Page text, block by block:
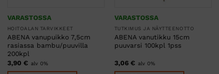
VARASTOSSA
HOITOALAN TARVIKKEET
ABENA vanupuikko 7,5cm
rasiassa bambu/puuvilla
200kpl
3,90 € alv 0%
VARASTOSSA
TUTKIMUS JA NÄYTTEENOTTO
ABENA vanutikku 15cm
puuvarsi 100kpl 1pss
3,06 € alv 0%